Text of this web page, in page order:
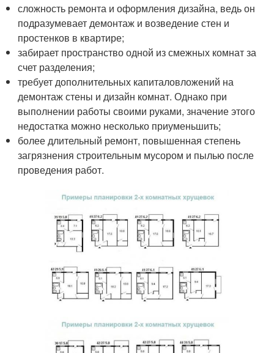
сложность ремонта и оформления дизайна, ведь он
подразумевает демонтаж и возведение стен и
простенков в квартире;
забирает пространство одной из смежных комнат за
счет разделения;
требует дополнительных капиталовложений на
демонтаж стены и дизайн комнат. Однако при
выполнении работы своими руками, значение этого
недостатка можно несколько приуменьшить;
более длительный ремонт, повышенная степень
загрязнения строительным мусором и пылью после
проведения работ.